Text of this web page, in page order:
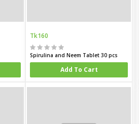
Tk160
Spirulina and Neem Tablet 30 pcs
Add To Cart